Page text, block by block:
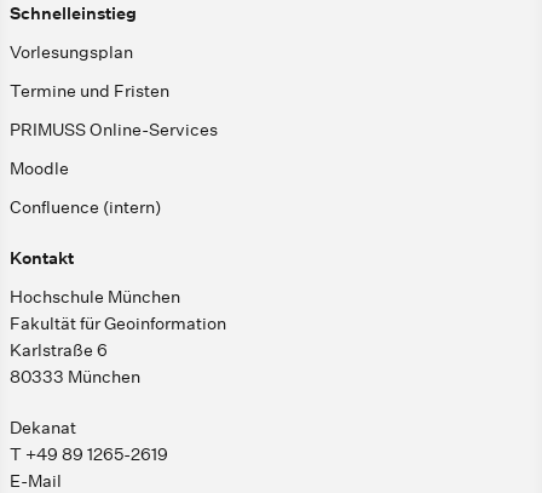
Schnelleinstieg
Vorlesungsplan
Termine und Fristen
PRIMUSS Online-Services
Moodle
Confluence (intern)
Kontakt
Hochschule München
Fakultät für Geoinformation
Karlstraße 6
80333 München
Dekanat
T +49 89 1265-2619
E-Mail